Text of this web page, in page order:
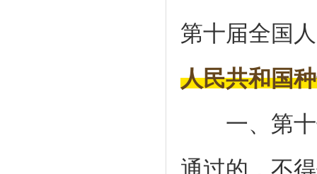
第十届全国
人民共和国
一、第十